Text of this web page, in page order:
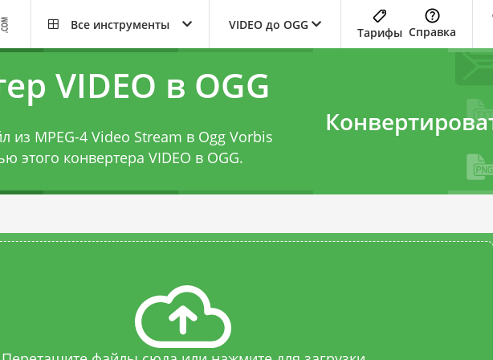
Все инструменты VIDEO до OGG
Тарифы Справка
VIDEO в OGG
из MPEG-4 Video Stream в Ogg Vorbis
этого конвертера VIDEO в OGG.